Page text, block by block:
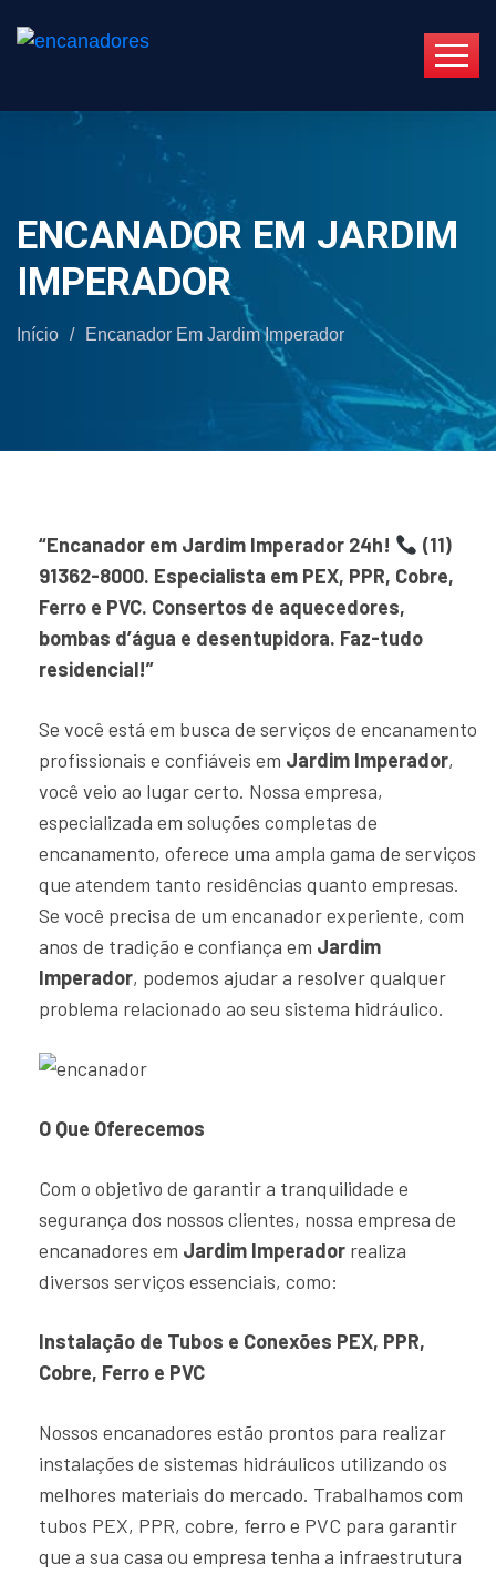
ENCANADOR EM JARDIM
IMPERADOR
Início / Encanador Em Jardim Imperador
“Encanador em Jardim Imperador 24h!
(11)
91362-8000. Especialista em PEX, PPR, Cobre,
Ferro e PVC. Consertos de aquecedores,
bombas d’água e desentupidora. Faz-tudo
residencial!”
Se você está em busca de serviços de encanamento
profissionais e confiáveis em Jardim Imperador,
você veio ao lugar certo. Nossa empresa,
especializada em soluções completas de
encanamento, oferece uma ampla gama de serviços
que atendem tanto residências quanto empresas.
Se você precisa de um encanador experiente, com
anos de tradição e confiança em Jardim
Imperador, podemos ajudar a resolver qualquer
problema relacionado ao seu sistema hidráulico.
O Que Oferecemos
Com o objetivo de garantir a tranquilidade e
segurança dos nossos clientes, nossa empresa de
encanadores em Jardim Imperador realiza
diversos serviços essenciais, como:
Instalação de Tubos e Conexões PEX, PPR,
Cobre, Ferro e PVC
Nossos encanadores estão prontos para realizar
instalações de sistemas hidráulicos utilizando os
melhores materiais do mercado. Trabalhamos com
tubos PEX, PPR, cobre, ferro e PVC para garantir
que a sua casa ou empresa tenha a infraestrutura